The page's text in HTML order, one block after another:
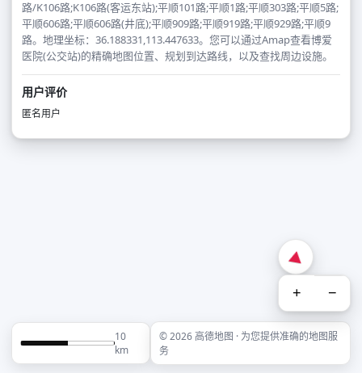
路/K106路;K106路(客运东站);平顺101路;平顺1路;平顺303路;平顺5路;
平顺606路;平顺606路(井底);平顺909路;平顺919路;平顺929路;平顺9
路。地理坐标：36.188331,113.447633。您可以通过Amap查看博爱
医院(公交站)的精确地图位置、规划到达路线，以及查找周边设施。
用户评价
匿名用户
+ −
10
km
© 2026 高德地图 · 为您提供准确的地图服
务